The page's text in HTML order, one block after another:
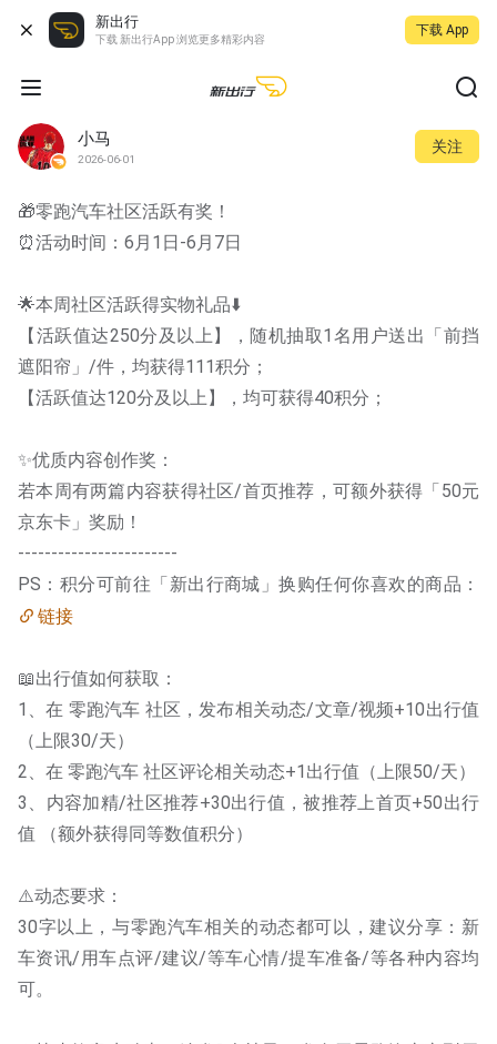
新出行
下载 新出行App 浏览更多精彩内容
下载 App
小马
2026-06-01
关注
🎁零跑汽车社区活跃有奖！
⏰活动时间：6月1日-6月7日
🌟本周社区活跃得实物礼品⬇️
【活跃值达250分及以上】，随机抽取1名用户送出「前挡
遮阳帘」/件，均获得111积分；
【活跃值达120分及以上】，均可获得40积分；
✨优质内容创作奖：
若本周有两篇内容获得社区/首页推荐，可额外获得「50元
京东卡」奖励！
------------------------
PS：积分可前往「新出行商城」换购任何你喜欢的商品：
链接
📖出行值如何获取：
1、在 零跑汽车 社区，发布相关动态/文章/视频+10出行值
（上限30/天）
2、在 零跑汽车 社区评论相关动态+1出行值（上限50/天）
3、内容加精/社区推荐+30出行值，被推荐上首页+50出行
值 （额外获得同等数值积分）
⚠️动态要求：
30字以上，与零跑汽车相关的动态都可以，建议分享：新
车资讯/用车点评/建议/等车心情/提车准备/等各种内容均
可。